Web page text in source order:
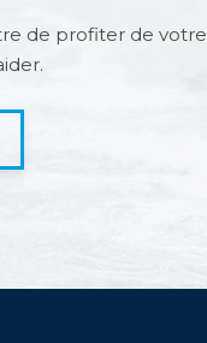
de profiter de votre